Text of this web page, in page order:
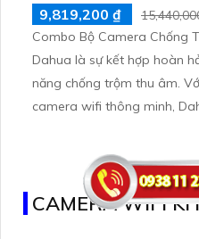
9,819,200 ₫
Combo Bộ Camera Chống
Dahua là sự kết hợp hoàn
năng chống trộm thu âm. Với sự phát triển nhiều dòng
camera wifi thông minh,
đình một cách tối ưu
CAMERA WIFI